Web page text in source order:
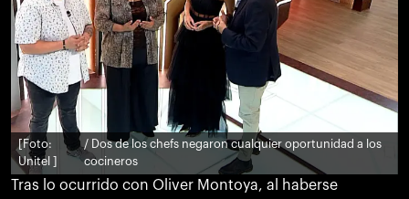
[Foto:
Unitel ]
/ Dos de los chefs negaron cualquier oportunidad a los
cocineros
Tras lo ocurrido con Oliver Montoya, al haberse